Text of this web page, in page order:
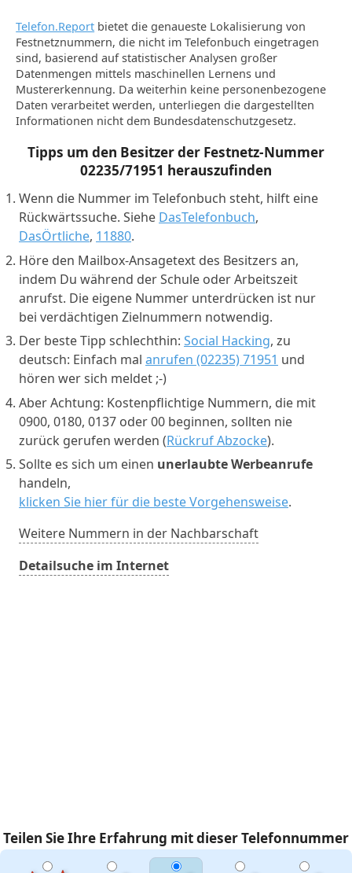
Telefon.Report bietet die genaueste Lokalisierung von
Festnetznummern, die nicht im Telefonbuch eingetragen
sind, basierend auf statistischer Analysen großer
Datenmengen mittels maschinellen Lernens und
Mustererkennung. Da weiterhin keine personenbezogene
Daten verarbeitet werden, unterliegen die dargestellten
Informationen nicht dem Bundesdatenschutzgesetz.
Tipps um den Besitzer der Festnetz-Nummer
02235/71951 herauszufinden
Wenn die Nummer im Telefonbuch steht, hilft eine
Rückwärtssuche. Siehe DasTelefonbuch,
DasÖrtliche, 11880.
Höre den Mailbox-Ansagetext des Besitzers an,
indem Du während der Schule oder Arbeitszeit
anrufst. Die eigene Nummer unterdrücken ist nur
bei verdächtigen Zielnummern notwendig.
Der beste Tipp schlechthin: Social Hacking, zu
deutsch: Einfach mal anrufen (02235) 71951 und
hören wer sich meldet ;-)
Aber Achtung: Kostenpflichtige Nummern, die mit
0900, 0180, 0137 oder 00 beginnen, sollten nie
zurück gerufen werden (Rückruf Abzocke).
Sollte es sich um einen unerlaubte Werbeanrufe
handeln,
klicken Sie hier für die beste Vorgehensweise.
Weitere Nummern in der Nachbarschaft
Detailsuche im Internet
Teilen Sie Ihre Erfahrung mit dieser Telefonnummer